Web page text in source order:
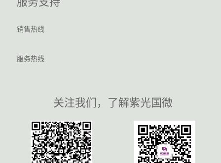
销售热线
服务热线
关注我们，了解紫光国微